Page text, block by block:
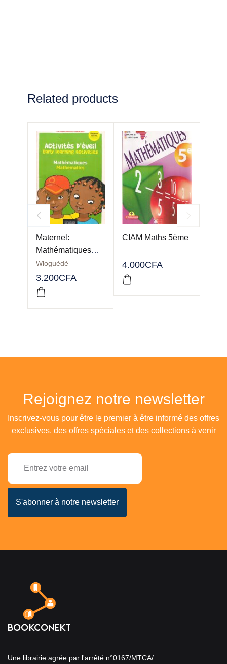
Related products
Maternel:
Mathématiques
(activités d’eveil)
Wloguèdè
3.200CFA
CIAM Maths 5ème
4.000CFA
Rejoignez notre newsletter
Inscrivez-vous pour être le premier à être informé des offres
exclusives, des offres spéciales et des collections à venir
Une librairie agrée par l'arrêté n°0167/MTCA/